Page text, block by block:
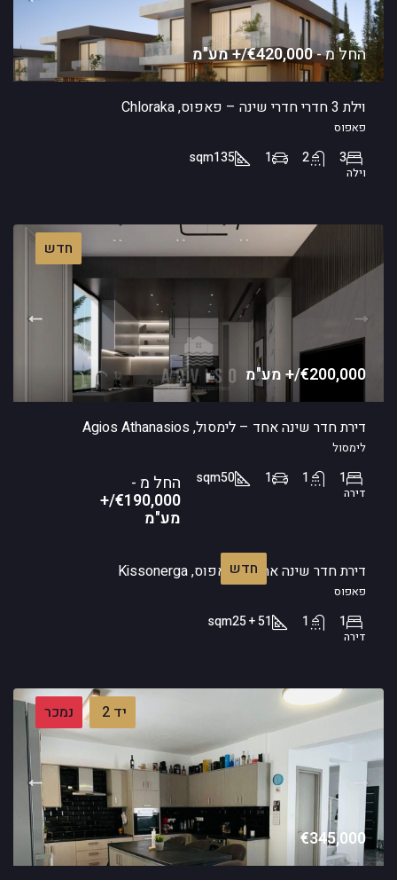
החל מ -€420,000/+ מע"מ
וילת 3 חדרי חדרי שינה – פאפוס, Chloraka
פאפוס
3
2
1
135
sqm
וילה
חדש
€200,000/+ מע"מ
דירת חדר שינה אחד – לימסול, Agios Athanasios
לימסול
1
1
1
50
sqm
דירה
חדש
החל מ -
€190,000/+
מע"מ
דירת חדר שינה אחד – פאפוס, Kissonerga
פאפוס
1
1
51 + 25
sqm
דירה
יד 2 נמכר
€345,000